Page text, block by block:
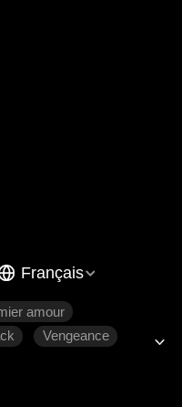
Français
amour
Vengeance